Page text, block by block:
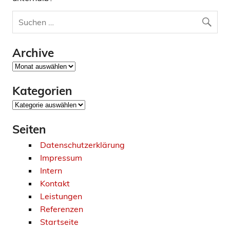
Archive
Archive
Kategorien
Kategorien
Seiten
Datenschutzerklärung
Impressum
Intern
Kontakt
Leistungen
Referenzen
Startseite